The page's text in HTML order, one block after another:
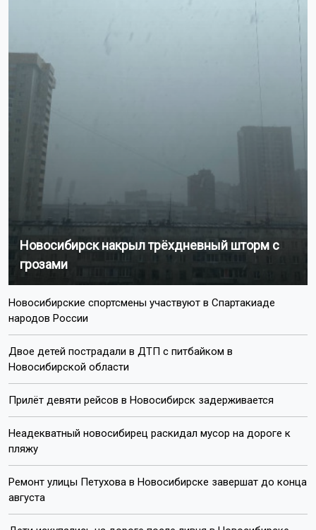
Новосибирск накрыл трёхдневный шторм с
грозами
Новосибирские спортсмены участвуют в Спартакиаде
народов России
Двое детей пострадали в ДТП с питбайком в
Новосибирской области
Прилёт девяти рейсов в Новосибирск задерживается
Неадекватный новосибирец раскидал мусор на дороге к
пляжу
Ремонт улицы Петухова в Новосибирске завершат до конца
августа